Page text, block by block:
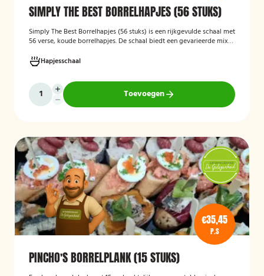
SIMPLY THE BEST BORRELHAPJES (56 STUKS)
Simply The Best Borrelhapjes (56 stuks) is een rijkgevulde schaal met
56 verse, koude borrelhapjes. De schaal biedt een gevarieerde mix
recepties en andere bijeenkomsten. De hapjes worden kant-en-klaar
geleverd, zodat u zonder voorbereiding uw gasten kunt trakteren op
een smakelijke en verzorgde borrelplank.
Hapjesschaal
Toevoegen
€35,45
P.S
PINCHO'S BORRELPLANK (15 STUKS)